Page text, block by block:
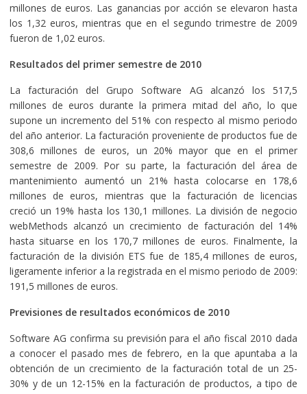
millones de euros. Las ganancias por acción se elevaron hasta
los 1,32 euros, mientras que en el segundo trimestre de 2009
fueron de 1,02 euros.
Resultados del primer semestre de 2010
La facturación del Grupo Software AG alcanzó los 517,5
millones de euros durante la primera mitad del año, lo que
supone un incremento del 51% con respecto al mismo periodo
del año anterior. La facturación proveniente de productos fue de
308,6 millones de euros, un 20% mayor que en el primer
semestre de 2009. Por su parte, la facturación del área de
mantenimiento aumentó un 21% hasta colocarse en 178,6
millones de euros, mientras que la facturación de licencias
creció un 19% hasta los 130,1 millones. La división de negocio
webMethods alcanzó un crecimiento de facturación del 14%
hasta situarse en los 170,7 millones de euros. Finalmente, la
facturación de la división ETS fue de 185,4 millones de euros,
ligeramente inferior a la registrada en el mismo periodo de 2009:
191,5 millones de euros.
Previsiones de resultados económicos de 2010
Software AG confirma su previsión para el año fiscal 2010 dada
a conocer el pasado mes de febrero, en la que apuntaba a la
obtención de un crecimiento de la facturación total de un 25-
30% y de un 12-15% en la facturación de productos, a tipo de